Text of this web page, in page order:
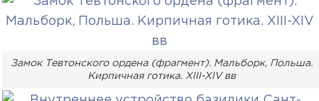
Замок Тевтонского ордена (фрагмент). Мальборк, Польша.
Кирпичная готика. XIII-XIV вв